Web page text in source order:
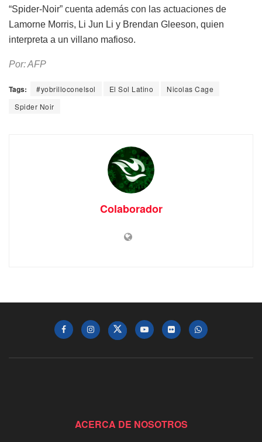
“Spider-Noir” cuenta además con las actuaciones de
Lamorne Morris, Li Jun Li y Brendan Gleeson, quien
interpreta a un villano mafioso.
Por: AFP
Tags: #yobrilloconelsol El Sol Latino
Nicolas Cage
Spider Noir
Colaborador
ACERCA DE NOSOTROS